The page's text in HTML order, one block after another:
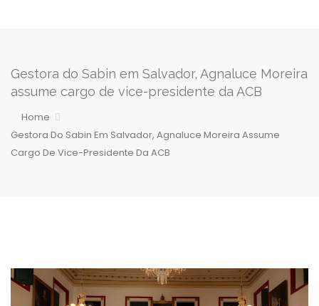
Gestora do Sabin em Salvador, Agnaluce Moreira
assume cargo de vice-presidente da ACB
Home
Gestora Do Sabin Em Salvador, Agnaluce Moreira Assume
Cargo De Vice-Presidente Da ACB